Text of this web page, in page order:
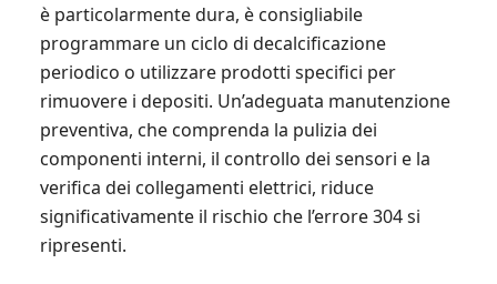
è particolarmente dura, è consigliabile
programmare un ciclo di decalcificazione
periodico o utilizzare prodotti specifici per
rimuovere i depositi. Un’adeguata manutenzione
preventiva, che comprenda la pulizia dei
componenti interni, il controllo dei sensori e la
verifica dei collegamenti elettrici, riduce
significativamente il rischio che l’errore 304 si
ripresenti.